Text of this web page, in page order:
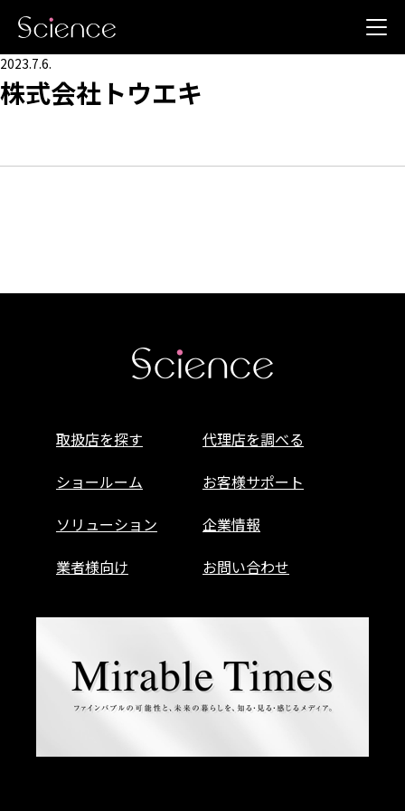
2023.7.6.
株式会社トウエキ
取扱店を探す
代理店を調べる
ショールーム
お客様サポート
ソリューション
企業情報
業者様向け
お問い合わせ